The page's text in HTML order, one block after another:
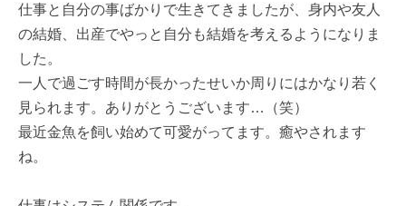
仕事と自分の事ばかりで生きてきましたが、身内や友人
の結婚、出産でやっと自分も結婚を考えるようになりま
した。
一人で過ごす時間が長かったせいか周りにはかなり若く
見られます。ありがとうございます…（笑）
最近金魚を飼い始めて可愛がってます。癒やされます
ね。